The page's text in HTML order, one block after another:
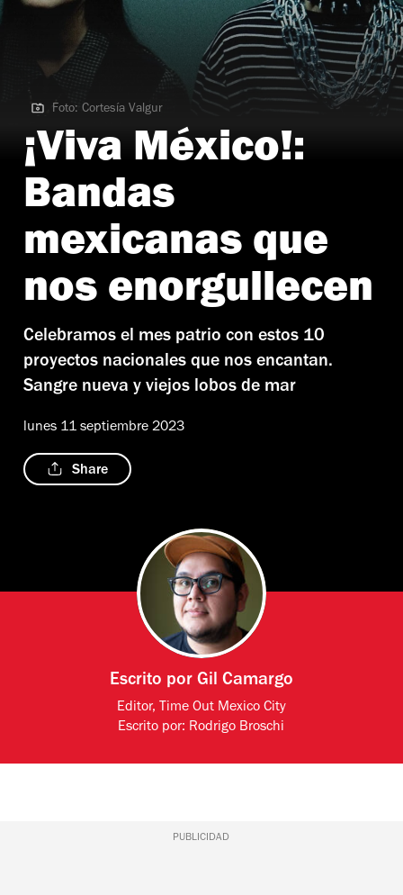
Foto: Cortesía Valgur
Foto: Cortesía Valgur
¡Viva México!:
Bandas
mexicanas que
nos enorgullecen
Celebramos el mes patrio con estos 10
proyectos nacionales que nos encantan.
Sangre nueva y viejos lobos de mar
lunes 11 septiembre 2023
Share
Escrito por Gil Camargo
Editor, Time Out Mexico City
Escrito por: Rodrigo Broschi
PUBLICIDAD